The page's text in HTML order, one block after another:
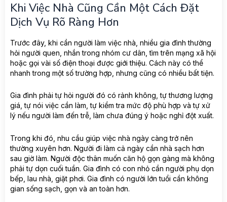
Khi Việc Nhà Cũng Cần Một Cách Đặt
Dịch Vụ Rõ Ràng Hơn
Trước đây, khi cần người làm việc nhà, nhiều gia đình thường
hỏi người quen, nhắn trong nhóm cư dân, tìm trên mạng xã hội
hoặc gọi vài số điện thoại được giới thiệu. Cách này có thể
nhanh trong một số trường hợp, nhưng cũng có nhiều bất tiện.
Gia đình phải tự hỏi người đó có rảnh không, tự thương lượng
giá, tự nói việc cần làm, tự kiểm tra mức độ phù hợp và tự xử
lý nếu người làm đến trễ, làm chưa đúng ý hoặc nghỉ đột xuất.
Trong khi đó, nhu cầu giúp việc nhà ngày càng trở nên
thường xuyên hơn. Người đi làm cả ngày cần nhà sạch hơn
sau giờ làm. Người độc thân muốn căn hộ gọn gàng mà không
phải tự dọn cuối tuần. Gia đình có con nhỏ cần người phụ dọn
bếp, lau nhà, giặt phơi. Gia đình có người lớn tuổi cần không
gian sống sạch, gọn và an toàn hơn.